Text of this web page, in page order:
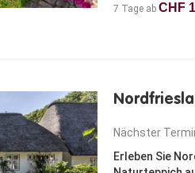
7 Tage ab CHF
Nächster
Erleben Sie